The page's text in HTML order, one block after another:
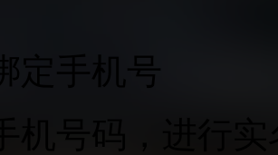
定手机号
机号码，进行